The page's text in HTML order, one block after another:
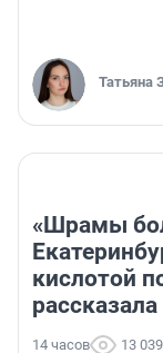
Татьяна
«Шрамы
кислотой
14 часов 13 039